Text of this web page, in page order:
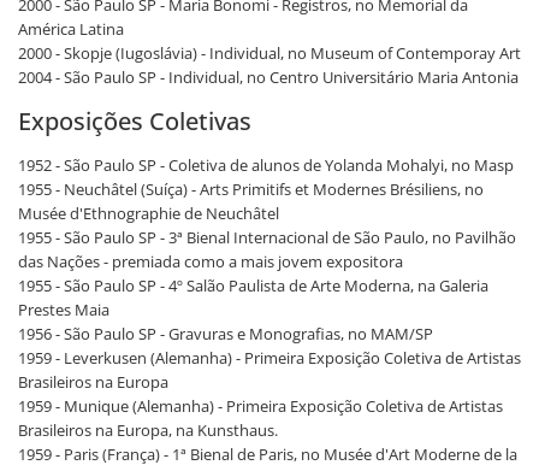
2000 - São Paulo SP - Maria Bonomi - Registros, no Memorial da
América Latina
2000 - Skopje (Iugoslávia) - Individual, no Museum of Contemporay Art
2004 - São Paulo SP - Individual, no Centro Universitário Maria Antonia
Exposições Coletivas
1952 - São Paulo SP - Coletiva de alunos de Yolanda Mohalyi, no Masp
1955 - Neuchâtel (Suíça) - Arts Primitifs et Modernes Brésiliens, no
Musée d'Ethnographie de Neuchâtel
1955 - São Paulo SP - 3ª Bienal Internacional de São Paulo, no Pavilhão
das Nações - premiada como a mais jovem expositora
1955 - São Paulo SP - 4º Salão Paulista de Arte Moderna, na Galeria
Prestes Maia
1956 - São Paulo SP - Gravuras e Monografias, no MAM/SP
1959 - Leverkusen (Alemanha) - Primeira Exposição Coletiva de Artistas
Brasileiros na Europa
1959 - Munique (Alemanha) - Primeira Exposição Coletiva de Artistas
Brasileiros na Europa, na Kunsthaus.
1959 - Paris (França) - 1ª Bienal de Paris, no Musée d'Art Moderne de la